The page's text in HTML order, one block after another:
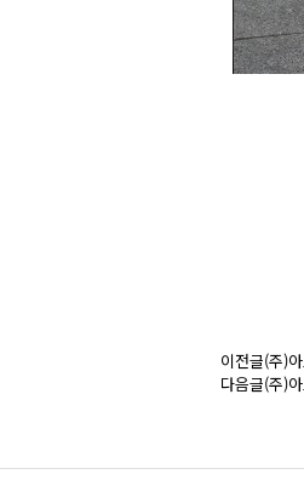
이전글(주)
다음글(주)